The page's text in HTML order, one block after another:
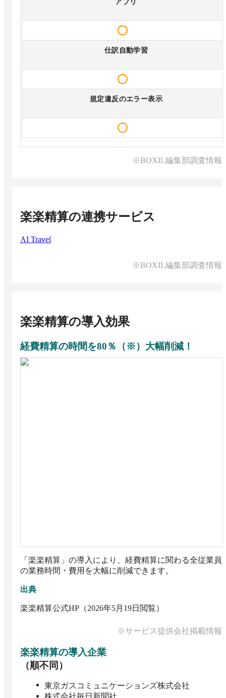
アプリ
仕訳自動学習
規定違反のエラー表示
※BOXIL編集部調査情報
楽楽精算の連携サービス
AI Travel
※BOXIL編集部調査情報
楽楽精算の導入効果
経費精算の時間を80％（※）大幅削減！
「楽楽精算」の導入により、経費精算に関わる全従業員
出典
楽楽精算公式HP（2026年5月19日閲覧）
※サービス提供会社掲載情報
楽楽精算の導入企業
（順不同）
東京ガスコミュニケーションズ株式会社
株式会社毎日新聞社